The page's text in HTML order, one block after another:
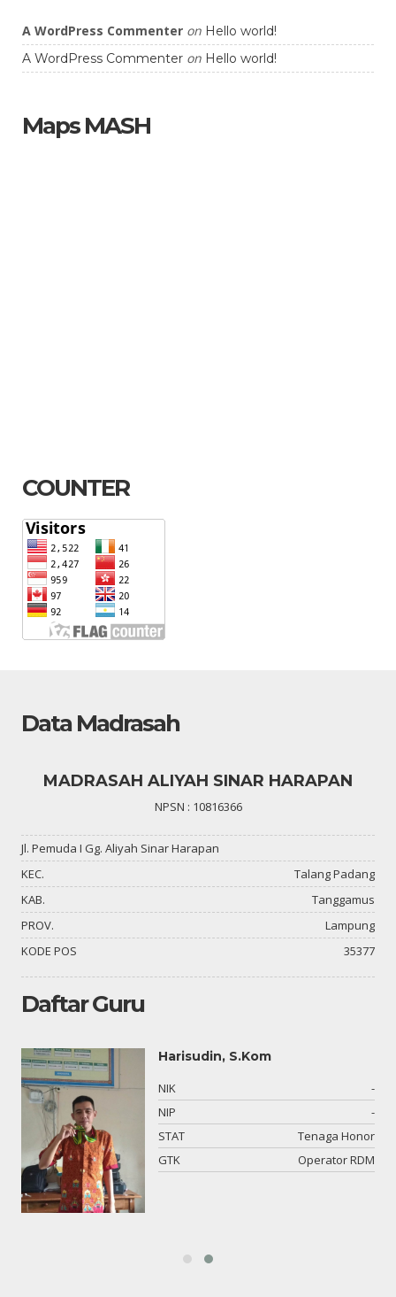
A WordPress Commenter on Hello world!
A WordPress Commenter on Hello world!
Maps MASH
COUNTER
Data Madrasah
MADRASAH ALIYAH SINAR HARAPAN
NPSN : 10816366
Jl. Pemuda I Gg. Aliyah Sinar Harapan
KEC.
Talang Padang
KAB.
Tanggamus
PROV.
Lampung
KODE POS
35377
Daftar Guru
Harisudin, S.Kom
NIK
-
NIP
-
STAT
Tenaga Honor
GTK
Operator RDM